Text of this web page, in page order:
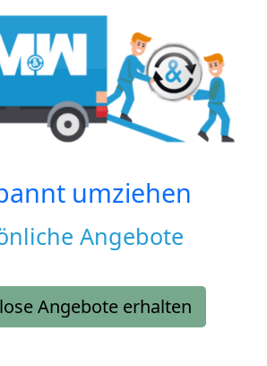
umziehen
Angebote
Angebote erhalten